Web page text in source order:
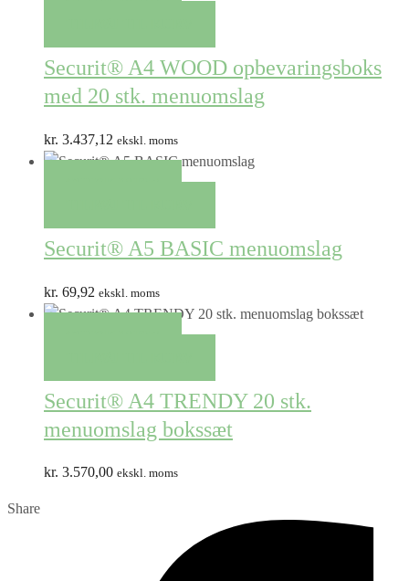
Securit® A4 WOOD opbevaringsboks
med 20 stk. menuomslag
kr. 3.437,12 ekskl. moms
Securit® A5 BASIC menuomslag
kr. 69,92 ekskl. moms
Securit® A4 TRENDY 20 stk.
menuomslag bokssæt
kr. 3.570,00 ekskl. moms
Share